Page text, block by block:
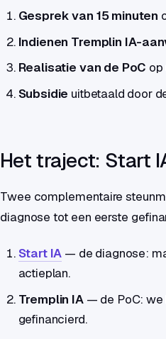
Gesprek van 15 minuten
Indienen Tremplin IA-
Realisatie van de PoC op
Subsidie uitbetaald door
Het traject: Start
Twee complementaire
diagnose tot een eerste
Start IA — de diagnose:
actieplan.
Tremplin IA— de PoC: we
gefinancierd.